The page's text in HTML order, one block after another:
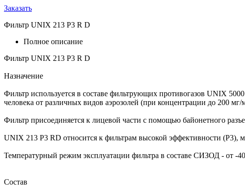
Заказать
Фильтр UNIX 213 P3 R D
Полное описание
Фильтр UNIX 213 P3 R D
Назначение
Фильтр используется в составе фильтрующих противогазов UNIX
человека от различных видов аэрозолей (при концентрации до 200
Фильтр присоединяется к лицевой части с помощью байонетного
UNIX 213 P3 RD относится к фильтрам высокой эффективности (P3),
Температурный режим эксплуатации фильтра в составе СИЗОД - от -
Состав